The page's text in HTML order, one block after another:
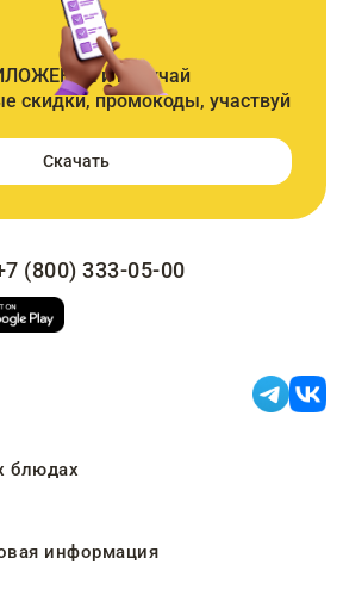
и получай
скидки, промокоды, участвуй
Скачать
(800) 333-05-00
блюдах
информация